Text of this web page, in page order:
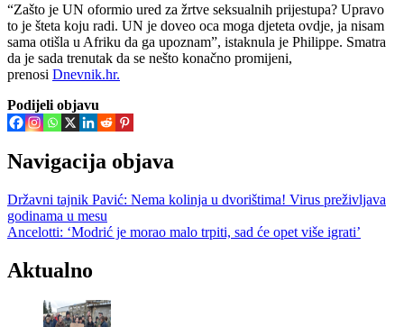
“Zašto je UN oformio ured za žrtve seksualnih prijestupa? Upravo
to je šteta koju radi. UN je doveo oca moga djeteta ovdje, ja nisam
sama otišla u Afriku da ga upoznam”, istaknula je Philippe. Smatra
da je sada trenutak da se nešto konačno promijeni,
prenosi Dnevnik.hr.
Podijeli objavu
Navigacija objava
Državni tajnik Pavić: Nema kolinja u dvorištima! Virus preživljava
godinama u mesu
Ancelotti: ‘Modrić je morao malo trpiti, sad će opet više igrati’
Aktualno